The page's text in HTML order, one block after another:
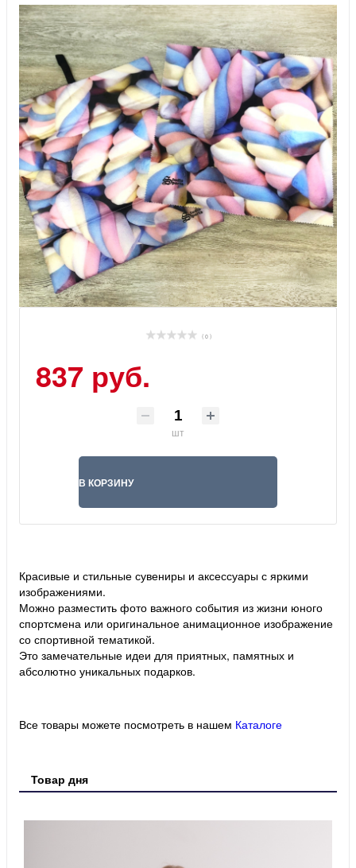
( 0 )
837 руб.
шт
В КОРЗИНУ
Красивые и стильные сувениры и аксессуары с яркими
изображениями.
Можно разместить фото важного события из жизни юного
спортсмена или оригинальное анимационное изображение
со спортивной тематикой.
Это замечательные идеи для приятных, памятных и
абсолютно уникальных подарков.
Все товары можете посмотреть в нашем Каталоге
Товар дня